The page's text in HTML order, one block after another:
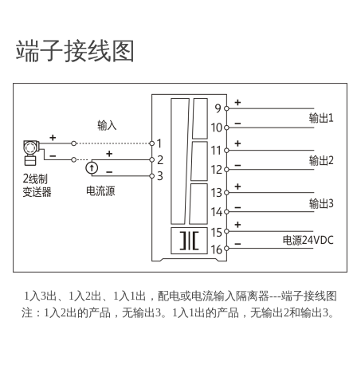
端子接线图
1 入3出、1入2出、1入1出，配电或电流输入隔离器---端子接线图
注：1入2出的产品，无输出3。1入1出的产品，无输出2和输出3。